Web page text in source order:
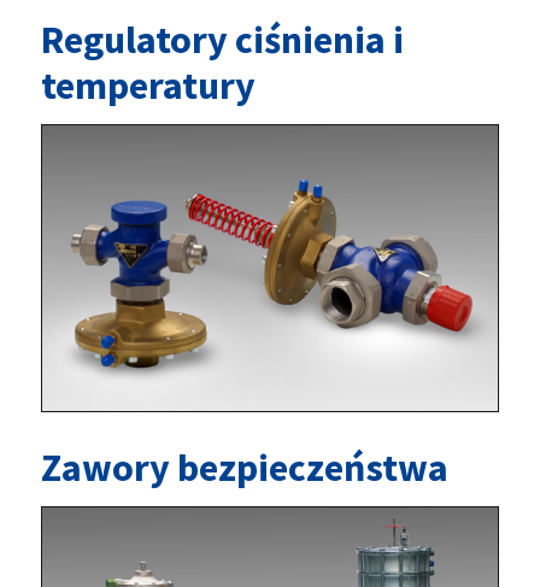
Regulatory ciśnienia i
temperatury
Zawory bezpieczeństwa